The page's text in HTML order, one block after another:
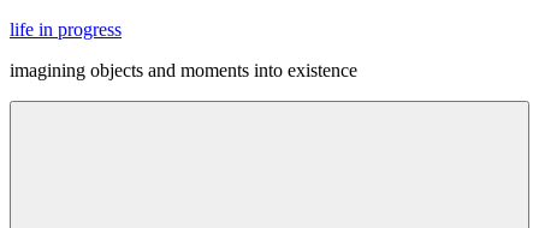
Skip
content
life in progress
imagining objects and moments into existence